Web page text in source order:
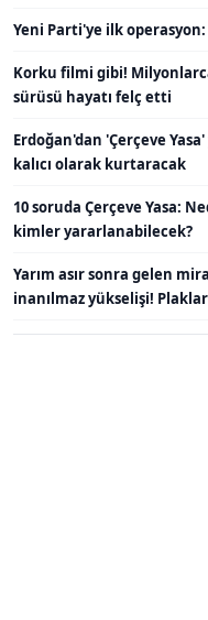
Yeni Parti'ye ilk operasyon:
Korku filmi gibi!
sürüsü hayatı felç etti
Erdoğan'dan 'Çerçeve
kalıcı olarak kurtaracak
10 soruda Çerçeve Yasa:
kimler yararlanabilecek?
Yarım asır sonra gelen
inanılmaz yükselişi!